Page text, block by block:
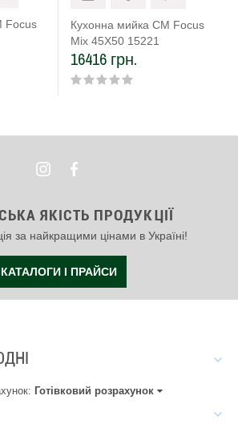
Focus
Кухонна мийка CM Focus
Mix 45Х50 15221
16416 грн.
ЯКІСТЬ ПРОДУКЦІЇ
за найкращими цінами в Україні!
КАТАЛОГИ І ПРАЙСИ
Готівковий розрахунок